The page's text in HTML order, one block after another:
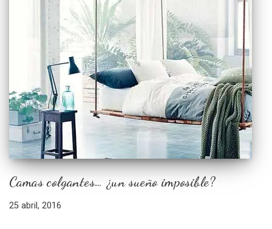
Camas colgantes… ¿un sueño imposible?
25 abril, 2016